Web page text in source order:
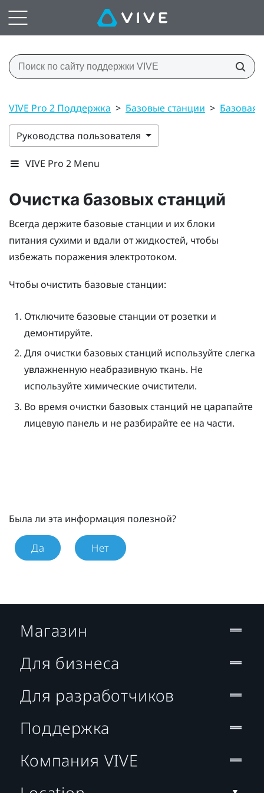
VIVE Pro 2 Поддержка > Базовые станции > Базовая
Руководства пользователя
VIVE Pro 2 Menu
Очистка базовых станций
Всегда держите базовые станции и их блоки
питания сухими и вдали от жидкостей, чтобы
избежать поражения электротоком.
Чтобы очистить базовые станции:
Отключите базовые станции от розетки и
демонтируйте.
Для очистки базовых станций используйте слегка
увлажненную неабразивную ткань. Не
используйте химические очистители.
Во время очистки базовых станций не царапайте
лицевую панель и не разбирайте ее на части.
Была ли эта информация полезной?
Да Нет
Магазин
Для бизнеса
Для разработчиков
Поддержка
Компания VIVE